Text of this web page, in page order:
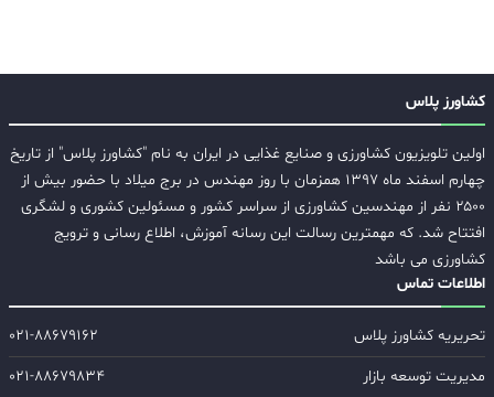
کشاورز پلاس
اولین تلویزیون کشاورزی و صنایع غذایی در ایران به نام "کشاورز پلاس" از تاریخ
چهارم اسفند ماه ۱۳۹۷ همزمان با روز مهندس در برج میلاد با حضور بیش از
۲۵۰۰ نفر از مهندسین کشاورزی از سراسر کشور و مسئولین کشوری و لشگری
افتتاح شد. که مهمترین رسالت این رسانه آموزش، اطلاع رسانی و ترویج
کشاورزی می باشد
اطلاعات تماس
تحریریه کشاورز پلاس
۰۲۱-۸۸۶۷۹۱۶۲
مدیریت توسعه بازار
۰۲۱-۸۸۶۷۹۸۳۴